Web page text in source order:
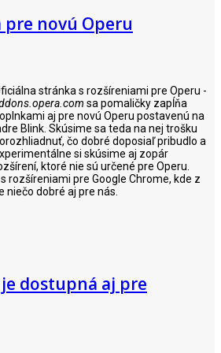
pre novú Operu
stránka s rozšíreniami pre Operu -
sa pomaličky zapĺňa
aj pre novú Operu postavenú na
Blink. Skúsime sa teda na nej trošku
čo dobré doposiaľ pribudlo a
si skúsime aj zopár
ktoré nie sú určené pre Operu.
rozšíreniami pre Google Chrome, kde z
dobré aj pre nás.
dostupná aj pre